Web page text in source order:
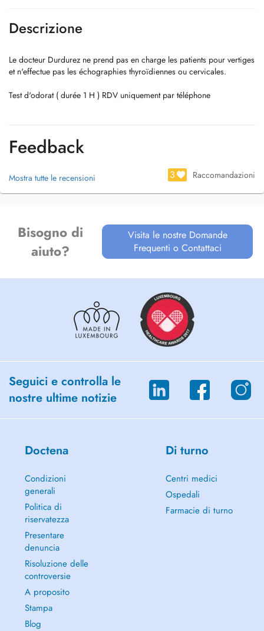
Descrizione
Le docteur Durdurez ne prend pas en charge les patients pour vertiges
et n'effectue pas les échographies thyroïdiennes ou cervicales.
Test d'odorat ( durée 1 H ) RDV uniquement par téléphone
Feedback
Mostra tutte le recensioni 3 Raccomandazioni
Bisogno di
aiuto?
Visita le nostre Domande
Frequenti o Contattaci
Seguici e controlla le
nostre ultime notizie
Doctena
Condizioni
generali
Politica di
riservatezza
Presentare
denuncia
Risoluzione delle
controversie
A proposito
Stampa
Blog
Di turno
Centri medici
Ospedali
Farmacie di turno